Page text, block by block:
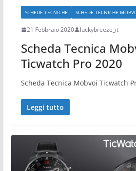
SCHEDE TECNICHE SCHEDE TECNICHE
21 Febbraio 2020 luckybreeze_it
Scheda Tecnica
Ticwatch Pro 2020
Scheda Tecnica Mobvoi Ticwatch
Leggi tutto